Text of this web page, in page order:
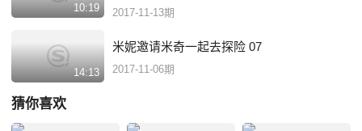
10:19 2017-11-13期
14:13
米妮邀请米奇一起去探险 07
2017-11-06期
猜你喜欢